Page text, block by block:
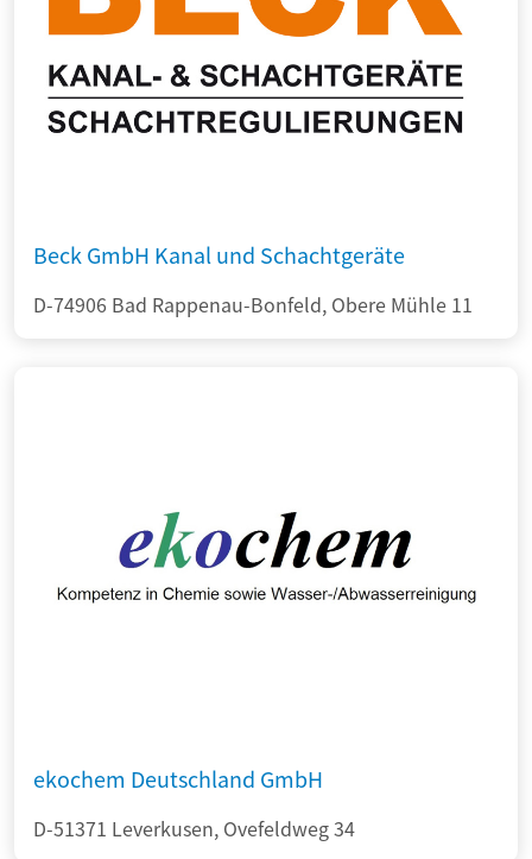
Beck GmbH Kanal und Schachtgeräte
D-74906 Bad Rappenau-Bonfeld, Obere Mühle 11
ekochem Deutschland GmbH
D-51371 Leverkusen, Ovefeldweg 34